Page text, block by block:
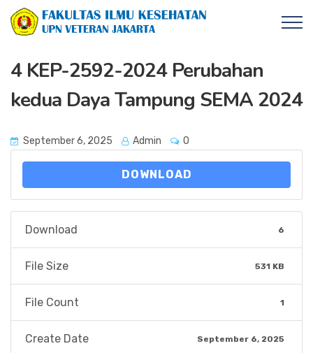
4 KEP-2592-2024 Perubahan
kedua Daya Tampung SEMA 2024
September 6, 2025 Admin 0
DOWNLOAD
Download 6
File Size 531 KB
File Count 1
Create Date September 6, 2025